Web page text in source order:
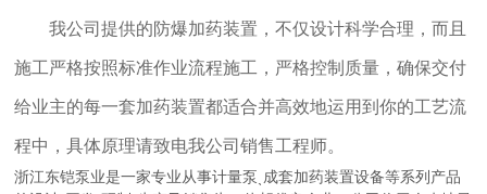
我公司提供的防爆加药装置，不仅设计科学合理，而且
施工严格按照标准作业流程施工，严格控制质量，确保交付
给业主的每一套加药装置都适合并高效地运用到你的工艺流
程中，具体原理请致电我公司销售工程师。
浙江东铠泵业是一家专业从事计量泵ˎ成套加药装置设备等系列产品